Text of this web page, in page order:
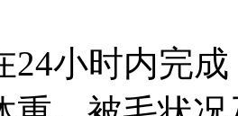
24小时内完